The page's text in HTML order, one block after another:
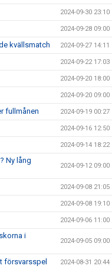
2024-09-30 23:10
2024-09-28 09:00
kvällsmatch 2024-09-27 14:11
2024-09-22 17:03
2024-09-20 18:00
2024-09-20 09:00
fullmånen 2024-09-19 00:27
2024-09-16 12:50
2024-09-14 18:22
Ny lång
2024-09-12 09:00
2024-09-08 21:05
2024-09-08 19:10
2024-09-06 11:00
i
2024-09-05 09:00
försvarsspel 2024-08-31 20:44